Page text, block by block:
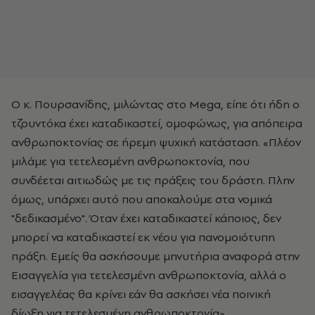
Ο κ. Πουρσανίδης, μιλώντας στο Mega, είπε ότι ήδη ο
τζουντόκα έχει καταδικαστεί, ομοφώνως, για απόπειρα
ανθρωποκτονίας σε ήρεμη ψυχική κατάσταση. «Πλέον
μιλάμε για τετελεσμένη ανθρωποκτονία, που
συνδέεται αιτιωδώς με τις πράξεις του δράστη. Πλην
όμως, υπάρχει αυτό που αποκαλούμε στα νομικά
"δεδικασμένο". Όταν έχει καταδικαστεί κάποιος, δεν
μπορεί να καταδικαστεί εκ νέου για πανομοιότυπη
πράξη. Εμείς θα ασκήσουμε μηνυτήρια αναφορά στην
Εισαγγελία για τετελεσμένη ανθρωποκτονία, αλλά ο
εισαγγελέας θα κρίνει εάν θα ασκήσει νέα ποινική